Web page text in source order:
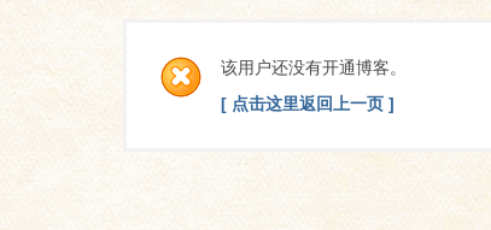
该用户还没有开通博客。
[ 点击这里返回上一页 ]